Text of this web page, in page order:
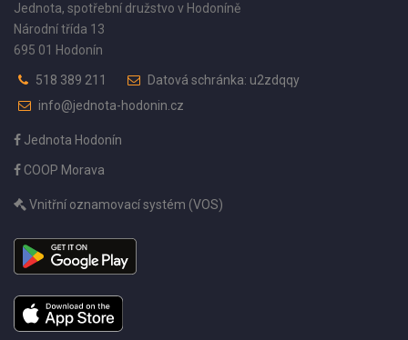
Jednota, spotřební družstvo v Hodoníně
Národní třída 13
695 01 Hodonín
518 389 211
Datová schránka: u2zdqqy
info@jednota-hodonin.cz
Jednota Hodonín
COOP Morava
Vnitřní oznamovací systém (VOS)